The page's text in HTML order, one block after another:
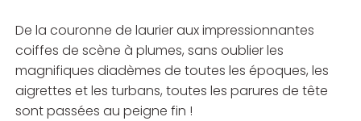
De la couronne de laurier aux impressionnantes
coiffes de scène à plumes, sans oublier les
magnifiques diadèmes de toutes les époques, les
aigrettes et les turbans, toutes les parures de tête
sont passées au peigne fin !